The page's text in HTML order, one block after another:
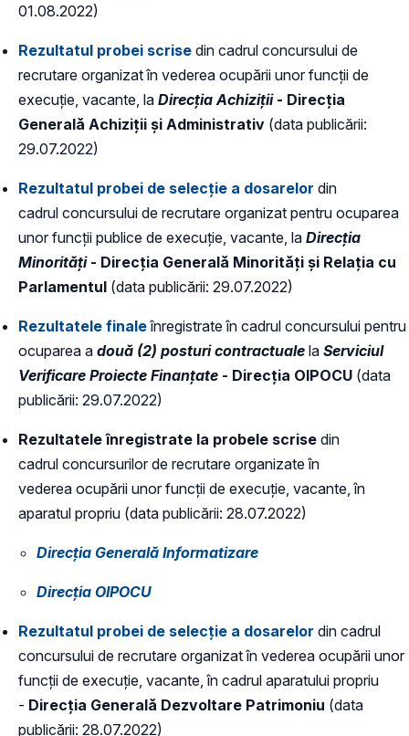
01.08.2022)
Rezultatul probei scrise din cadrul concursului de
recrutare organizat în vederea ocupării unor funcții de
execuție, vacante, la Direcția Achiziții- Direcția
Generală Achiziții și Administrativ (data publicării:
29.07.2022)
Rezultatul probei de selecție a dosarelor din
cadrul concursului de recrutare organizat pentru ocuparea
unor funcții publice de execuție, vacante, la Direcția
Minorități- Direcția Generală Minorități și Relația cu
Parlamentul (data publicării: 29.07.2022)
Rezultatele finaleînregistrate în cadrul concursului pentru
ocuparea a două (2) posturi contractuale la Serviciul
Verificare Proiecte Finanțate - Direcția OIPOCU (data
publicării: 29.07.2022)
Rezultatele înregistrate la probele scrise din
cadrul concursurilor de recrutare organizate în
vederea ocupării unor funcții de execuție, vacante, în
aparatul propriu (data publicării: 28.07.2022)
Direcția Generală Informatizare
Direcția OIPOCU
Rezultatul probei de selecție a dosarelor din cadrul
concursului de recrutare organizat în vederea ocupării unor
funcții de execuție, vacante, în cadrul aparatului propriu
- Direcția Generală Dezvoltare Patrimoniu (data
publicării: 28.07.2022)